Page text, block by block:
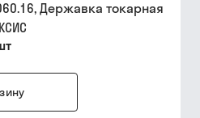
Державка токарная